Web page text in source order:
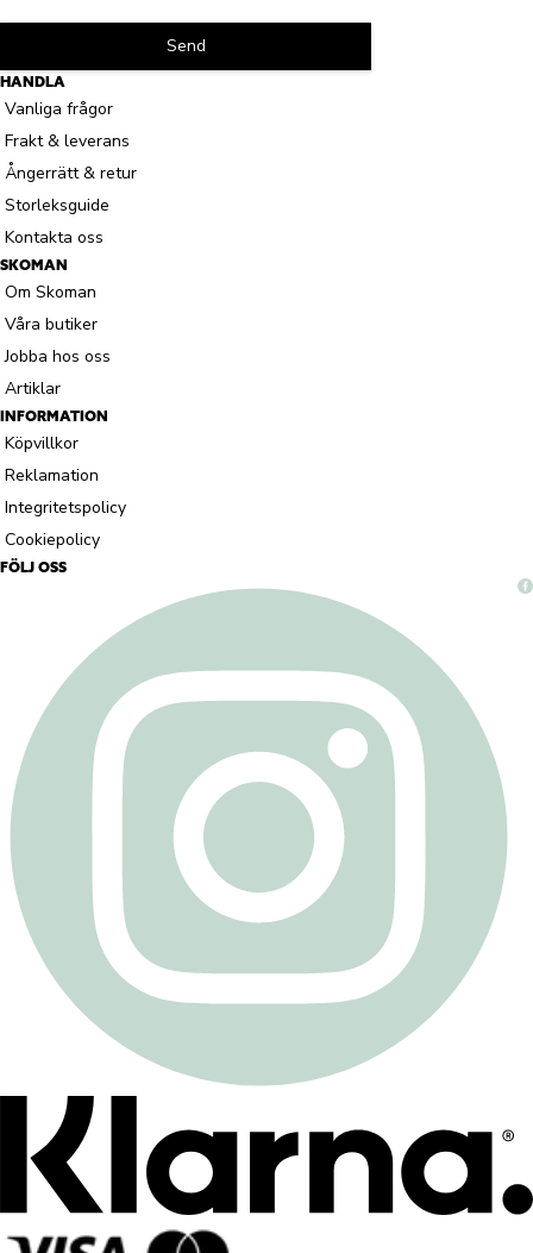
Send
HANDLA
Vanliga frågor
Frakt & leverans
Ångerrätt & retur
Storleksguide
Kontakta oss
SKOMAN
Om Skoman
Våra butiker
Jobba hos oss
Artiklar
INFORMATION
Köpvillkor
Reklamation
Integritetspolicy
Cookiepolicy
FÖLJ OSS